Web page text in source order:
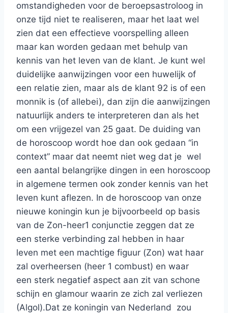
omstandigheden voor de beroepsastroloog in
onze tijd niet te realiseren, maar het laat wel
zien dat een effectieve voorspelling alleen
maar kan worden gedaan met behulp van
kennis van het leven van de klant. Je kunt wel
duidelijke aanwijzingen voor een huwelijk of
een relatie zien, maar als de klant 92 is of een
monnik is (of allebei), dan zijn die aanwijzingen
natuurlijk anders te interpreteren dan als het
om een vrijgezel van 25 gaat. De duiding van
de horoscoop wordt hoe dan ook gedaan “in
context” maar dat neemt niet weg dat je wel
een aantal belangrijke dingen in een horoscoop
in algemene termen ook zonder kennis van het
leven kunt aflezen. In de horoscoop van onze
nieuwe koningin kun je bijvoorbeeld op basis
van de Zon-heer1 conjunctie zeggen dat ze
een sterke verbinding zal hebben in haar
leven met een machtige figuur (Zon) wat haar
zal overheersen (heer 1 combust) en waar
een sterk negatief aspect aan zit van schone
schijn en glamour waarin ze zich zal verliezen
(Algol).Dat ze koningin van Nederland zou